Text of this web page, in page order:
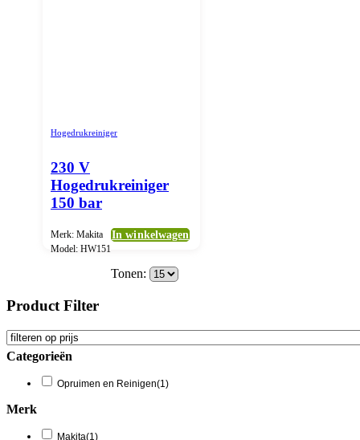
Hogedrukreiniger
230 V
Hogedrukreiniger
150 bar
Merk: Makita
Model: HW151
In winkelwagen
Tonen:
Product Filter
Categorieën
Opruimen en Reinigen(1)
Merk
Makita(1)